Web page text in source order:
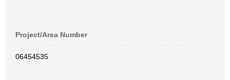
Project/Area Number
06454535